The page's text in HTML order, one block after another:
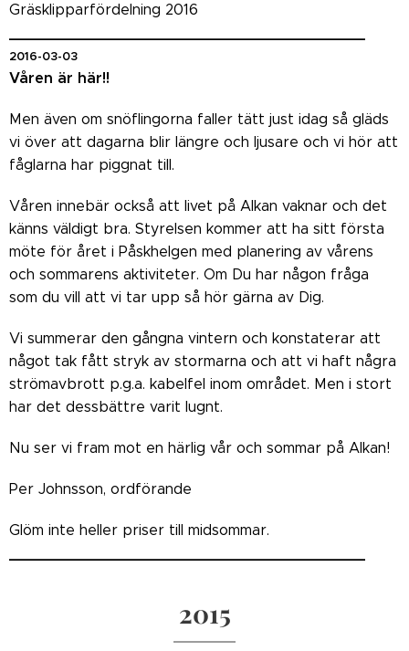
Gräsklipparfördelning 2016
2016-03-03
Våren är här!!
Men även om snöflingorna faller tätt just idag så gläds
vi över att dagarna blir längre och ljusare och vi hör att
fåglarna har piggnat till.
Våren innebär också att livet på Alkan vaknar och det
känns väldigt bra. Styrelsen kommer att ha sitt första
möte för året i Påskhelgen med planering av vårens
och sommarens aktiviteter. Om Du har någon fråga
som du vill att vi tar upp så hör gärna av Dig.
Vi summerar den gångna vintern och konstaterar att
något tak fått stryk av stormarna och att vi haft några
strömavbrott p.g.a. kabelfel inom området. Men i stort
har det dessbättre varit lugnt.
Nu ser vi fram mot en härlig vår och sommar på Alkan!
Per Johnsson, ordförande
Glöm inte heller priser till midsommar.
2015